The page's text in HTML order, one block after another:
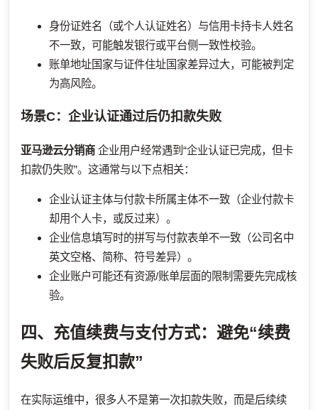
身份证姓名（或个人认证姓名）与信用卡持卡人姓名
不一致，可能触发银行或平台侧一致性校验。
账单地址国家与证件住址国家差异过大，可能被判定
为高风险。
场景C：企业认证通过后仍扣款失败
亚马逊云分销商 企业用户经常遇到“企业认证已完成，但卡
扣款仍失败”。这通常与以下点相关：
企业认证主体与付款卡所属主体不一致（企业付款卡
却用个人卡，或反过来）。
企业信息填写时的拼写与付款表单不一致（公司名中
英文空格、简称、符号差异）。
企业账户可能还有资源/账单层面的限制需要先完成核
验。
四、充值续费与支付方式：避免“续费
失败后反复扣款”
在实际运维中，很多人不是第一次扣款失败，而是后续续